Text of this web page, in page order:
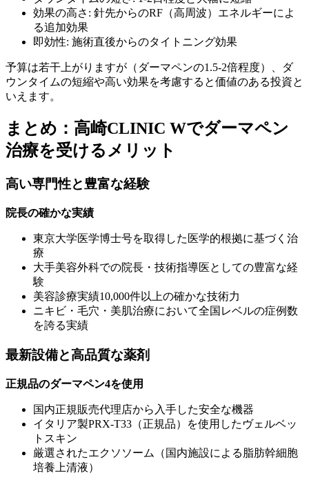
効果の高さ: 針先からのRF（高周波）エネルギーによ
る追加効果
即効性: 施術直後からのタイトニング効果
予算は若干上がりますが（ダーマペンの1.5-2倍程度）、ダ
ウンタイムの短縮や高い効果を考慮すると価値のある投資と
いえます。
まとめ：高崎CLINIC Wでダーマペン
治療を受けるメリット
高い専門性と豊富な経験
院長の確かな実績
東京大学医学博士号を取得した医学的根拠に基づく治
療
大手美容外科での院長・技術指導医としての豊富な経
験
美容診療実績10,000件以上の確かな技術力
ニキビ・毛穴・美肌治療において全国レベルの症例数
を誇る実績
最新設備と高品質な薬剤
正規品のダーマペン4を使用
国内正規販売代理店から入手した安全な機器
イタリア製PRX-T33（正規品）を使用したヴェルベッ
トスキン
厳選されたエクソソーム（国内施設による脂肪幹細胞
培養上清液）